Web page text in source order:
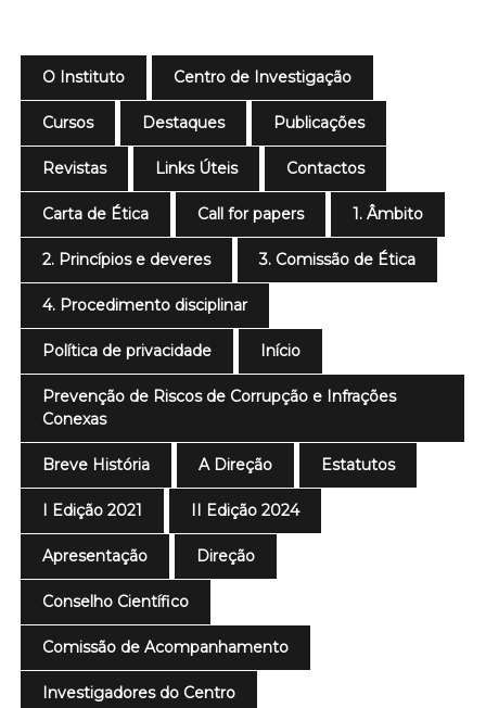
O Instituto Centro de Investigação
Cursos Destaques Publicações
Revistas Links Úteis Contactos
Carta de Ética Call for papers 1. Âmbito
2. Princípios e deveres 3. Comissão de Ética
4. Procedimento disciplinar
Política de privacidade Início
Prevenção de Riscos de Corrupção e Infrações
Conexas
Breve História A Direção Estatutos
I Edição 2021 II Edição 2024
Apresentação Direção
Conselho Científico
Comissão de Acompanhamento
Investigadores do Centro